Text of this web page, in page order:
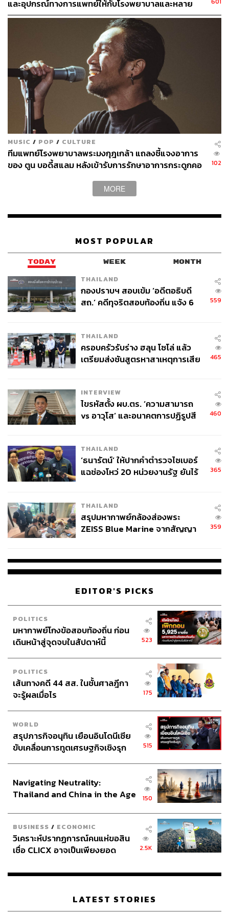
และอุปกรณ์ทางการแพทย์ให้กับโรงพยาบาลและหลาย
หน่วยงานด้านสุขภาพ
MUSIC / POP / CULTURE
ทีมแพทย์โรงพยาบาลพระมงกุฎเกล้า แถลงชี้แจงอาการ
ของ ตูน บอดี้สแลม หลังเข้ารับการรักษาอาการกระดูกคอ
102
MORE
MOST POPULAR
TODAY WEEK MONTH
THAILAND
กองปราบฯ สอบเข้ม ‘อดีตอธิบดี
สถ.’ คดีทุจริตสอบท้องถิ่น แจ้ง 6
559
THAILAND
ครอบครัวรับร่าง ฮลุน โซโล่ แล้ว
เตรียมส่งชันสูตรหาสาเหตุการเสีย
465
INTERVIEW
ไขรหัสตั้ง ผบ.ตร. ‘ความสามารถ
vs อาวุโส’ และอนาคตการปฏิรูปสี
460
THAILAND
‘ธนารัตน์’ ให้ปากคำตำรวจไซเบอร์
แฉช่องโหว่ 20 หน่วยงานรัฐ ยันไร้
365
THAILAND
สรุปมหากาพย์กล้องส่องพระ
ZEISS Blue Marine จากสัญญา
จ่ายหนี้-แอบระบุแบรนด์
359
EDITOR'S PICKS
POLITICS
มหากาพย์โกงข้อสอบท้องถิ่น ก่อน
เดินหน้าสู่จุดจบในสัปดาห์นี้
523
POLITICS
เส้นทางคดี 44 สส. ในชั้นศาลฎีกา
จะรู้ผลเมื่อไร
175
WORLD
สรุปภารกิจอนุทิน เยือนอินโดนีเซีย
ขับเคลื่อนการทูตเศรษฐกิจเชิงรุก
515
Navigating Neutrality:
Thailand and China in the Age
150
BUSINESS / ECONOMIC
วิเคราะห์ปรากฏการณ์คนแห่ขอสิน
เชื่อ CLICX อาจเป็นเพียงยอด
เรือนไทยที่ถูกซุกไว้
2.5K
LATEST STORIES